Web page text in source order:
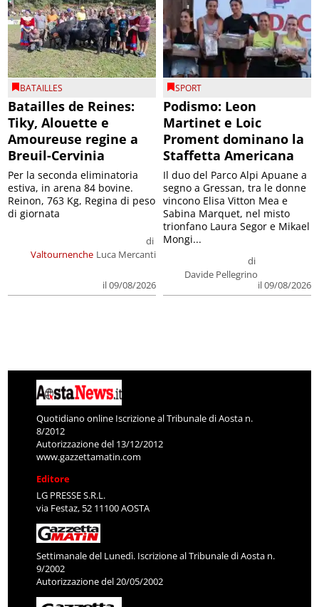
BATAILLES
Batailles de Reines:
Tiky, Alouette e
Amoureuse regine a
Breuil-Cervinia
Valtournenche
di
Luca Mercanti
il 09/08/2026
Per la seconda eliminatoria
estiva, in arena 84 bovine.
Reinon, 763 Kg, Regina di peso
di giornata
SPORT
Podismo: Leon
Martinet e Loic
Proment dominano la
Staffetta Americana
di
Davide Pellegrino
il 09/08/2026
Il duo del Parco Alpi Apuane a
segno a Gressan, tra le donne
vincono Elisa Vitton Mea e
Sabina Marquet, nel misto
trionfano Laura Segor e Mikael
Mongi...
Quotidiano online Iscrizione al Tribunale di Aosta n.
8/2012
Autorizzazione del 13/12/2012
www.gazzettamatin.com
Editore
LG PRESSE S.R.L.
via Festaz, 52 11100 AOSTA
Settimanale del Lunedì. Iscrizione al Tribunale di Aosta n.
9/2002
Autorizzazione del 20/05/2002